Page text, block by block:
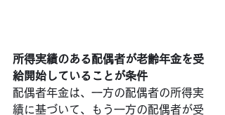
所得実績のある配偶者が老齢年金を受
給開始していることが条件
配偶者年金は、一方の配偶者の所得実
績に基づいて、もう一方の配偶者が受